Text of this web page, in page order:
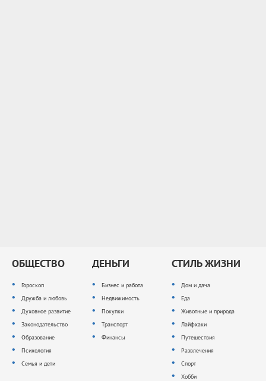
ОБЩЕСТВО
Гороскоп
Дружба и любовь
Духовное развитие
Законодательство
Образование
Психология
Семья и дети
ДЕНЬГИ
Бизнес и работа
Недвижимость
Покупки
Транспорт
Финансы
СТИЛЬ ЖИЗНИ
Дом и дача
Еда
Животные и природа
Лайфхаки
Путешествия
Развлечения
Спорт
Хобби